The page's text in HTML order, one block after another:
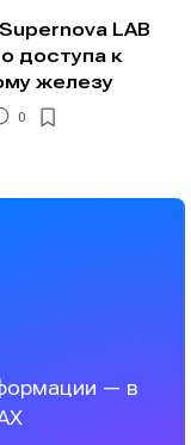
LAB
доступа к
железу
0
— в